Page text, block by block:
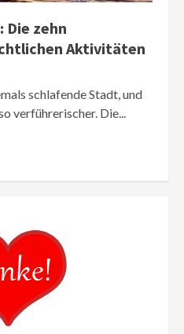
Die zehn
Aktivitäten
schlafende Stadt, und
verführerischer. Die...